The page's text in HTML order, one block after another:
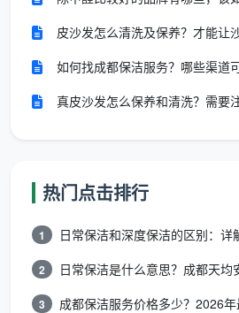
柜外部
脚线擦拭
镜面台面：镜面去水渍，台面
皮沙发怎么清洗及保养？才能让
如何找成都保洁服务？哪些渠道
真皮沙发怎么保养和清洗？需要
热门点击排行
1
2
3